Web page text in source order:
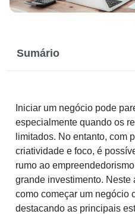
Sumário
Iniciar um negócio pode
especialmente quando os
limitados. No entanto, com
criatividade e foco, é
rumo ao
grande investimento. Neste
como começar um negócio
destacando as principais